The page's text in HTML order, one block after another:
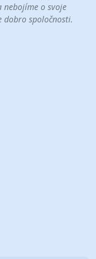
nebojíme o svoje
spoločnosti.